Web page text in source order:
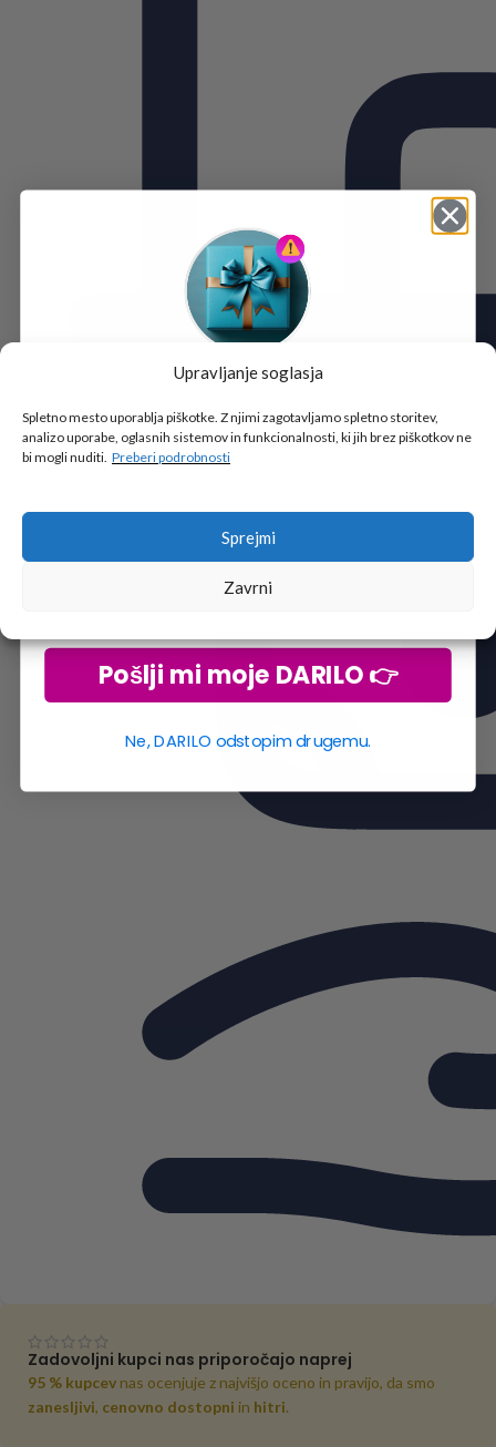
Upravljanje soglasja
Spletno mesto uporablja piškotke. Z njimi zagotavljamo spletno storitev,
analizo uporabe, oglasnih sistemov in funkcionalnosti, ki jih brez piškotkov ne
bi mogli nuditi. Preberi podrobnosti
Sprejmi
Zavrni
Zadovoljni kupci nas priporočajo naprej
95 % kupcev nas ocenjuje z najvišjo oceno in pravijo, da smo
zanesljivi, cenovno dostopni in hitri.
Tukaj je!
🎁 DARILO
Vpiši podatke za prejem darila
Pošlji mi moje DARILO 👉
Ne, DARILO odstopim drugemu.